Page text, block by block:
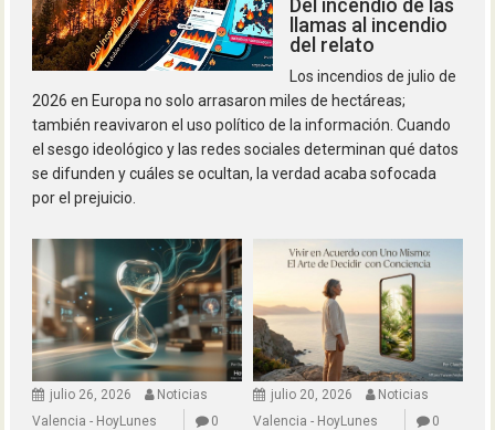
Del incendio de las
llamas al incendio
del relato
Los incendios de julio de
2026 en Europa no solo arrasaron miles de hectáreas;
también reavivaron el uso político de la información. Cuando
el sesgo ideológico y las redes sociales determinan qué datos
se difunden y cuáles se ocultan, la verdad acaba sofocada
por el prejuicio.
julio 26, 2026
Noticias
Valencia - HoyLunes
0
julio 20, 2026
Noticias
Valencia - HoyLunes
0